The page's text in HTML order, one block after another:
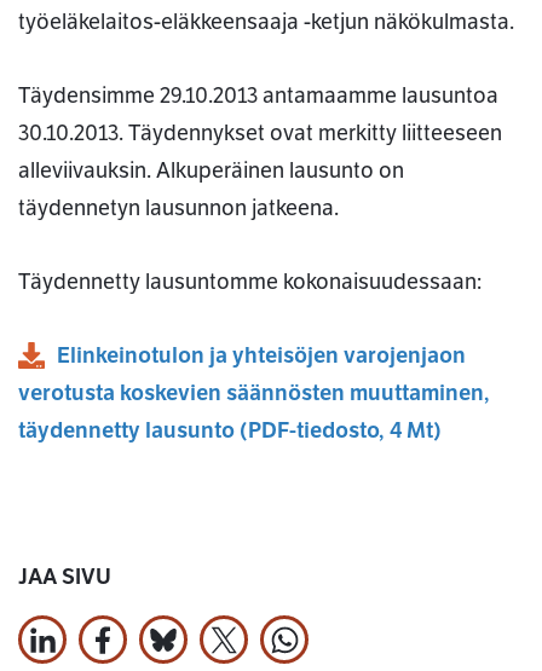
työeläkelaitos-eläkkeensaaja -ketjun näkökulmasta.
Täydensimme 29.10.2013 antamaamme lausuntoa
30.10.2013. Täydennykset ovat merkitty liitteeseen
alleviivauksin. Alkuperäinen lausunto on
täydennetyn lausunnon jatkeena.
Täydennetty lausuntomme kokonaisuudessaan:
Elinkeinotulon ja yhteisöjen varojenjaon
verotusta koskevien säännösten muuttaminen,
täydennetty lausunto (PDF-tiedosto, 4 Mt)
JAA SIVU
Jaa LinkedInissä
Jaa Facebookissa
Jaa Bluesky:ssa
Jaa X:ssäJaa WhatsApissa